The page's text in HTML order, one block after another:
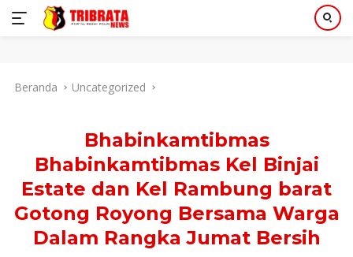
Beranda Uncategorized
Bhabinkamtibmas
Bhabinkamtibmas Kel Binjai
Estate dan Kel Rambung barat
Gotong Royong Bersama Warga
Dalam Rangka Jumat Bersih